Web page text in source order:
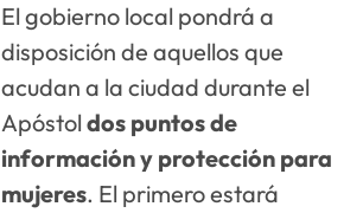
El gobierno local pondrá a
disposición de aquellos que
acudan a la ciudad durante el
Apóstol dos puntos de
información y protección para
mujeres. El primero estará